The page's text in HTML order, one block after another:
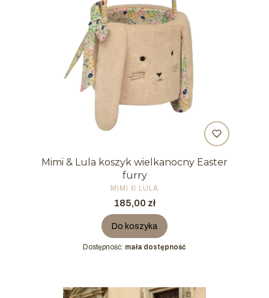
Mimi & Lula koszyk wielkanocny Easter
furry
PRODUCENT
MIMI & LULA
Cena
185,00 zł
Do koszyka
Dostępność: mała dostępność